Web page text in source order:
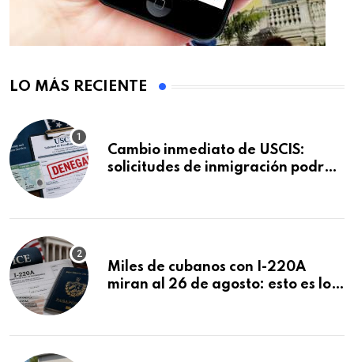
LO MÁS RECIENTE
Cambio inmediato de USCIS:
solicitudes de inmigración podrán
Miles de cubanos con I-220A
miran al 26 de agosto: esto es lo